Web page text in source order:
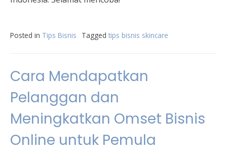
Posted in Tips Bisnis Tagged tips bisnis skincare
Cara Mendapatkan
Pelanggan dan
Meningkatkan Omset Bisnis
Online untuk Pemula